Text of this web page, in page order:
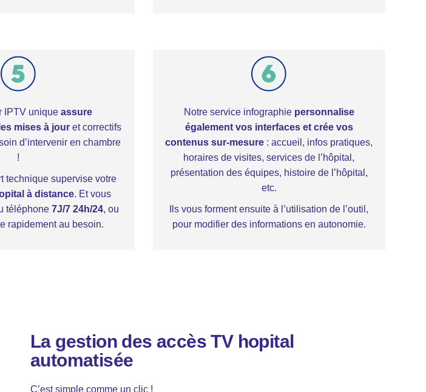
IPTV uniqueassure
mises à jouret correctifs
d’intervenir en chambre
!
technique supervise votre
à distance. Et vous
téléphone7J/7 24h/24, ou
rapidement au besoin.
Notre service infographie personnalise
également vos interfaces et crée vos
contenus sur-mesure : accueil, infos pratiques,
horaires de visites, services de l’hôpital,
présentation des équipes, histoire de l’hôpital,
etc.
Ils vous forment ensuite à l’utilisation de l’outil,
pour modifier des informations en autonomie.
La gestion des accès TV hopital
automatisée
C’est simple comme un clic !